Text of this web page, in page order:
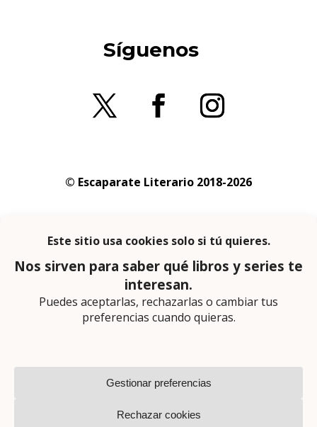
Síguenos
© Escaparate Literario 2018-2026
privacidad
En calidad de afiliado de Amazon obtengo
ingresos por las compras adscritas que